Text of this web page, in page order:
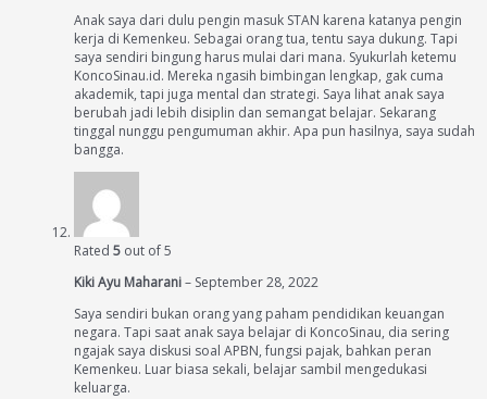
Anak saya dari dulu pengin masuk STAN karena katanya pengin
kerja di Kemenkeu. Sebagai orang tua, tentu saya dukung. Tapi
saya sendiri bingung harus mulai dari mana. Syukurlah ketemu
KoncoSinau.id. Mereka ngasih bimbingan lengkap, gak cuma
akademik, tapi juga mental dan strategi. Saya lihat anak saya
berubah jadi lebih disiplin dan semangat belajar. Sekarang
tinggal nunggu pengumuman akhir. Apa pun hasilnya, saya sudah
bangga.
Rated 5 out of 5
Kiki Ayu Maharani– September 28, 2022
Saya sendiri bukan orang yang paham pendidikan keuangan
negara. Tapi saat anak saya belajar di KoncoSinau, dia sering
ngajak saya diskusi soal APBN, fungsi pajak, bahkan peran
Kemenkeu. Luar biasa sekali, belajar sambil mengedukasi
keluarga.